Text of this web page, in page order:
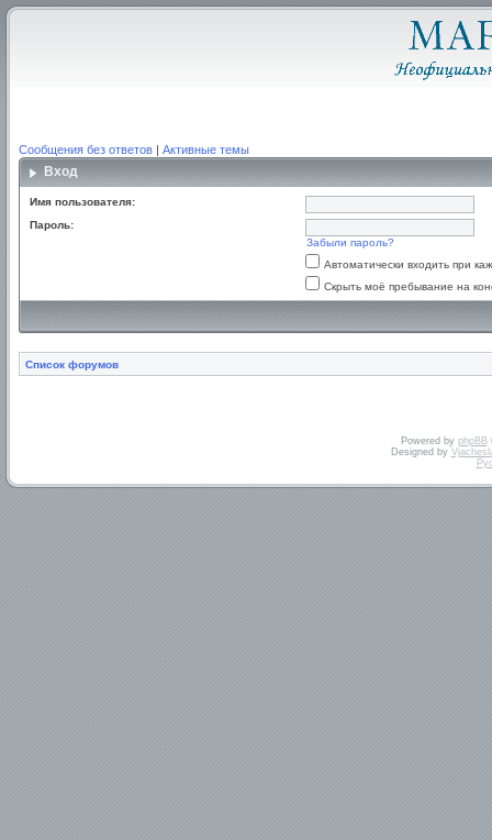
Сообщения без ответов | Активные темы
Вход
Имя пользователя:
Пароль:
Забыли пароль?
Автоматически входить при
Скрыть моё пребывание на
Список форумов
Powered by phpBB
Designed by